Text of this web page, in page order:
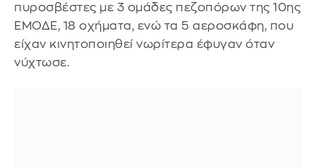
πυροσβέστες με 3 ομάδες πεζοπόρων της 10ης
ΕΜΟΔΕ, 18 οχήματα, ενώ τα 5 αεροσκάφη, που
είχαν κινητοποιηθεί νωρίτερα έφυγαν όταν
νύχτωσε.